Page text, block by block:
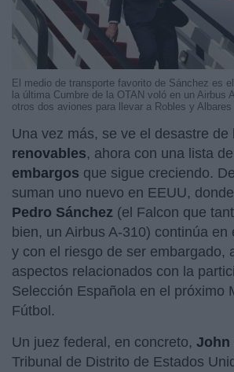
El medio de transporte favorito de Sánchez es
la última Cumbre de la OTAN voló en un Airbus
otros dos aviones para llevar a Robles y Albares
Una vez más, se ve el desastre de
renovables, ahora con una lista de
embargos que sigue creciendo.
suman uno nuevo en EEUU,
Pedro Sánchez (el Falcon que
bien, un Airbus A-310) continúa en
y con el riesgo de ser embargado,
aspectos relacionados con la
Selección Española en el próximo
Fútbol.
Un juez federal, en concreto, John
Tribunal de Distrito de Estados